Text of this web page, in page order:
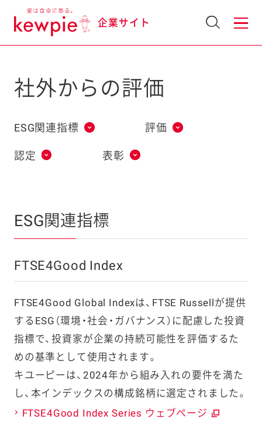
企業サイト
社外からの評価
ESG関連指標 評価
認定 表彰
ESG関連指標
FTSE4Good Index
FTSE4Good Global Indexは、FTSE Russellが提供
するESG（環境・社会・ガバナンス）に配慮した投資
指標で、投資家が企業の持続可能性を評価するた
めの基準として使用されます。
キユーピーは、2024年から組み入れの要件を満た
し、本インデックスの構成銘柄に選定されました。
FTSE4Good Index Series ウェブページ